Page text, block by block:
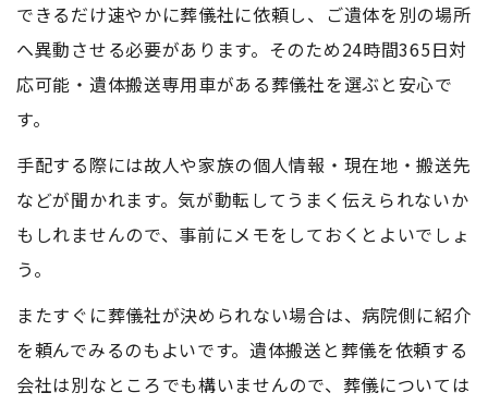
できるだけ速やかに葬儀社に依頼し、ご遺体を別の場所
へ異動させる必要があります。そのため24時間365日対
応可能・遺体搬送専用車がある葬儀社を選ぶと安心で
す。
手配する際には故人や家族の個人情報・現在地・搬送先
などが聞かれます。気が動転してうまく伝えられないか
もしれませんので、事前にメモをしておくとよいでしょ
う。
またすぐに葬儀社が決められない場合は、病院側に紹介
を頼んでみるのもよいです。遺体搬送と葬儀を依頼する
会社は別なところでも構いませんので、葬儀については